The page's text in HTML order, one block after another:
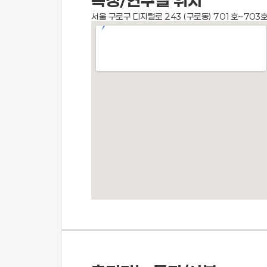
서울 구로구 디지털로 243 (구로동) 701호~703